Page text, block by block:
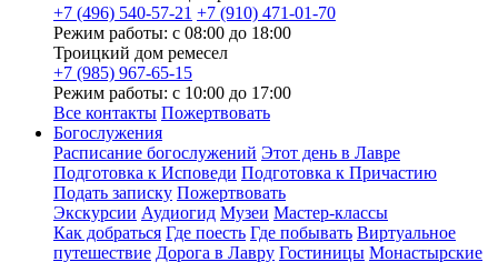
+7 (496) 540-57-21 +7 (910) 471-01-70
Режим работы: с 08:00 до 18:00
Троицкий дом ремесел
+7 (985) 967-65-15
Режим работы: с 10:00 до 17:00
Все контакты Пожертвовать
Богослужения
Расписание богослужений Этот день в Лавре
Подготовка к Исповеди Подготовка к Причастию
Подать записку Пожертвовать
Экскурсии Аудиогид Музеи Мастер-классы
Как добраться Где поесть Где побывать Виртуальное
путешествие Дорога в Лавру Гостиницы Монастырские